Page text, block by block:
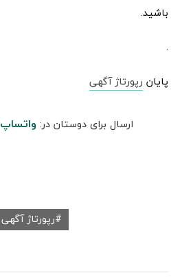
باشید.
.
پایان رپورتاژ آگهی
ارسال برای دوستان در: واتساپ
رپورتاژ آگهی